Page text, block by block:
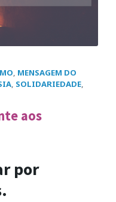
, MENSAGEM DO
, SOLIDARIEDADE,
aos
por